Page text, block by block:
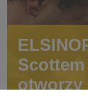
otworzy